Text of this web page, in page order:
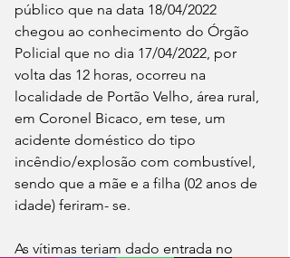
público que na data 18/04/2022
chegou ao conhecimento do Órgão
Policial que no dia 17/04/2022, por
volta das 12 horas, ocorreu na
localidade de Portão Velho, área rural,
em Coronel Bicaco, em tese, um
acidente doméstico do tipo
incêndio/explosão com combustível,
sendo que a mãe e a filha (02 anos de
idade) feriram- se.
As vítimas teriam dado entrada no